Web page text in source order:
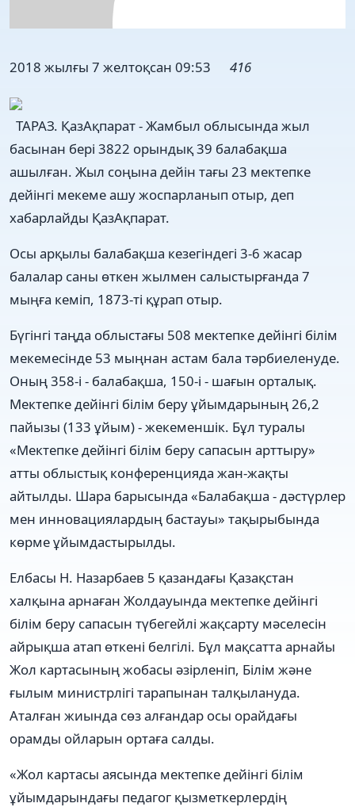
2018 жылғы 7 желтоқсан 09:53 416
ТАРАЗ. ҚазАқпарат - Жамбыл облысында жыл
басынан бері 3822 орындық 39 балабақша
ашылған. Жыл соңына дейін тағы 23 мектепке
дейінгі мекеме ашу жоспарланып отыр, деп
хабарлайды ҚазАқпарат.
Осы арқылы балабақша кезегіндегі 3-6 жасар
балалар саны өткен жылмен салыстырғанда 7
мыңға кеміп, 1873-ті құрап отыр.
Бүгінгі таңда облыстағы 508 мектепке дейінгі білім
мекемесінде 53 мыңнан астам бала тәрбиеленуде.
Оның 358-і - балабақша, 150-і - шағын орталық.
Мектепке дейінгі білім беру ұйымдарының 26,2
пайызы (133 ұйым) - жекеменшік. Бұл туралы
«Мектепке дейінгі білім беру сапасын арттыру»
атты облыстық конференцияда жан-жақты
айтылды. Шара барысында «Балабақша - дәстүрлер
мен инновациялардың бастауы» тақырыбында
көрме ұйымдастырылды.
Елбасы Н. Назарбаев 5 қазандағы Қазақстан
халқына арнаған Жолдауында мектепке дейінгі
білім беру сапасын түбегейлі жақсарту мәселесін
айрықша атап өткені белгілі. Бұл мақсатта арнайы
Жол картасының жобасы әзірленіп, Білім және
ғылым министрлігі тарапынан талқылануда.
Аталған жиында сөз алғандар осы орайдағы
орамды ойларын ортаға салды.
«Жол картасы аясында мектепке дейінгі білім
ұйымдарындағы педагог қызметкерлердің